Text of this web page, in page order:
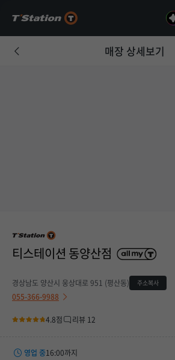
매장 상세보기
티스테이션 동양산점
경상남도 양산시 웅상대로 951 (평산동) 주소복사
055-366-9988
4.8점 리뷰 12
영업 중16:00까지